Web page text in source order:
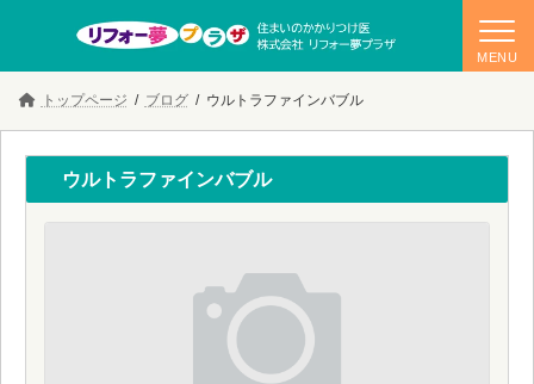
テ
ゲ
トップページ ブログ ウルトラファインバブル
ウルトラファインバブル